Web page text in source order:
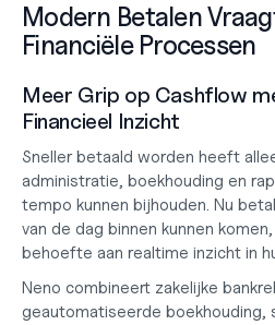
Modern Betalen
Financiële Processen
Meer Grip op Cashflow
Financieel Inzicht
Sneller betaald worden heeft
administratie, boekhouding en
tempo kunnen bijhouden. Nu
van de dag binnen kunnen
behoefte aan realtime inzicht in
Neno combineert zakelijke
geautomatiseerde boekhouding,